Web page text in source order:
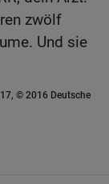
zwölf
Und sie
© 2016 Deutsche